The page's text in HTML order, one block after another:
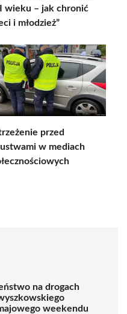
wieku – jak chronić
i młodzież”
przed
w mediach
na drogach
weekendu